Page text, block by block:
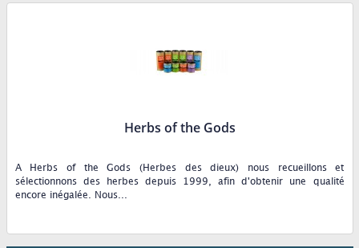
Herbs of the Gods
A Herbs of the Gods (Herbes des dieux) nous recueillons et
sélectionnons des herbes depuis 1999, afin d'obtenir une qualité
encore inégalée. Nous...